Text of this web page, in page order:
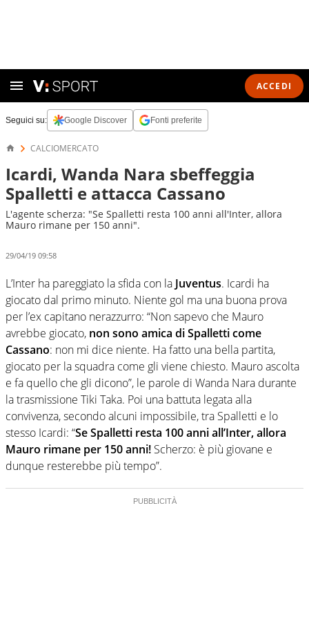
ACCEDI
Seguici su: Google Discover Fonti preferite
CALCIOMERCATO
Icardi, Wanda Nara sbeffeggia
Spalletti e attacca Cassano
L'agente scherza: "Se Spalletti resta 100 anni all'Inter, allora
Mauro rimane per 150 anni".
29/04/19 09:58
L’Inter ha pareggiato la sfida con la Juventus. Icardi ha
giocato dal primo minuto. Niente gol ma una buona prova
per l’ex capitano nerazzurro: “Non sapevo che Mauro
avrebbe giocato, non sono amica di Spalletti come
Cassano: non mi dice niente. Ha fatto una bella partita,
giocato per la squadra come gli viene chiesto. Mauro ascolta
e fa quello che gli dicono”, le parole di Wanda Nara durante
la trasmissione Tiki Taka. Poi una battuta legata alla
convivenza, secondo alcuni impossibile, tra Spalletti e lo
stesso Icardi: “Se Spalletti resta 100 anni all’Inter, allora
Mauro rimane per 150 anni! Scherzo: è più giovane e
dunque resterebbe più tempo”.